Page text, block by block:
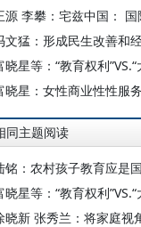
晓星等：“教育权利
同主题阅读
铭：农村孩子教育应是
晓星等：“教育权利
晓新 张秀兰：将家庭视